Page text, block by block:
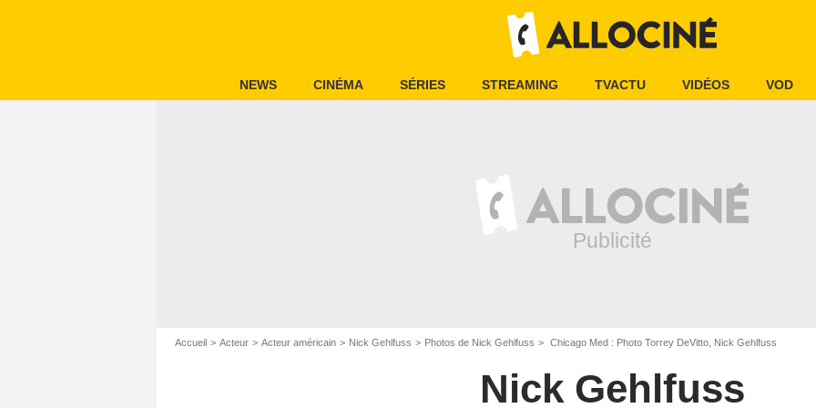
NEWS CINÉMA SÉRIES STREAMING TVACTU VIDÉOS VOD
Accueil Acteur Acteur américain Nick Gehlfuss Photos de Nick Gehlfuss Chicago Med : Photo Torrey DeVitto, Nick Gehlfuss
Nick Gehlfuss